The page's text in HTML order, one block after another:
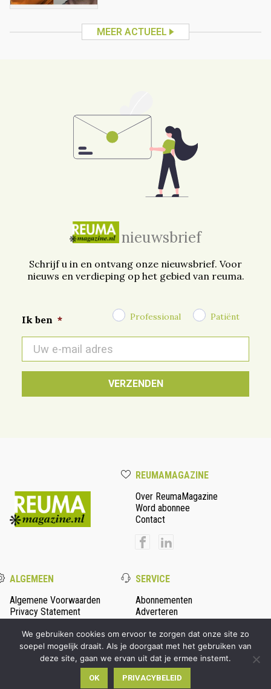
MEER ACTUEEL
nieuwsbrief
Schrijf u in en ontvang onze nieuwsbrief. Voor
nieuws en verdieping op het gebied van reuma.
Ik ben * Professional Patiënt
mail
*
REUMAMAGAZINE
Over ReumaMagazine
Word abonnee
Contact
ALGEMEEN
Algemene Voorwaarden
Privacy Statement
SERVICE
Abonnementen
Adverteren
© 2026 Persmanager - alle rechten voorbehouden | Ontwikkeld
doorWooms
We gebruiken cookies om ervoor te zorgen dat onze site zo
soepel mogelijk draait. Als je doorgaat met het gebruiken van
deze site, gaan we ervan uit dat je ermee instemt.
OK PRIVACYBELEID